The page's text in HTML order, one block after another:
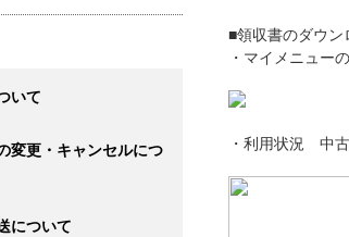
いて
変更・キャンセルにつ
について
■領収書のダ
・マイメニュ
・利用状況 中